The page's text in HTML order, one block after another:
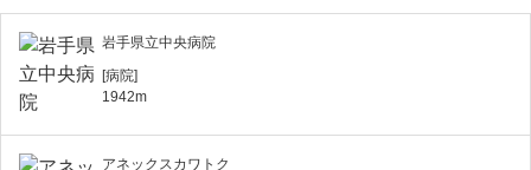
岩手県立中央病院
[病院]
1942m
アネックスカワトク